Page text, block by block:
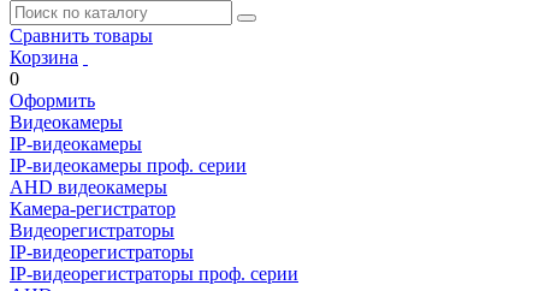
Сравнить товары
Корзина
0
Оформить
Видеокамеры
IP-видеокамеры
IP-видеокамеры проф. серии
AHD видеокамеры
Камера-регистратор
Видеорегистраторы
IP-видеорегистраторы
IP-видеорегистраторы проф. серии